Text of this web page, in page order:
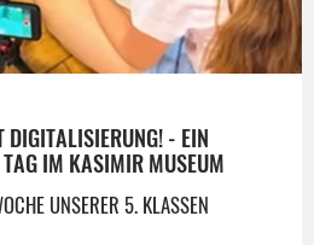
DIGITALISIERUNG! - EIN
TAG IM KASIMIR MUSEUM
UNSERER 5. KLASSEN